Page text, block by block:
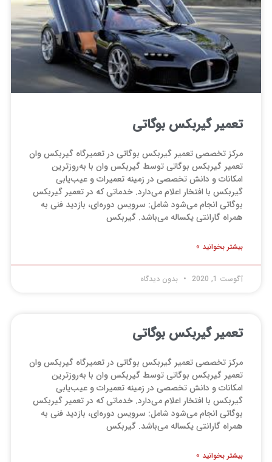
تعمیر گیربکس بوگاتی
مرکز تخصصی تعمیر گیربکس بوگاتی در تعمیرگاه گیربکس وان
تعمیر گیربکس بوگاتی توسط گیربکس وان با به‌روزترین
امکانات و دانش تخصصی در زمینه تعمیرات و عیب‌یابی
گیربکس با افتخار اعلام می‌دارد. خدماتی که در تعمیر گیربکس
بوگاتی انجام می‌شود شامل: سرویس دوره‌ای، بازدید فنی به
همراه گارانتی یکساله می‌باشد. گیربکس
بیشتر بخوانید »
آگوست 1, 2020 بدون دیدگاه
تعمیر گیربکس بوگاتی
مرکز تخصصی تعمیر گیربکس بوگاتی در تعمیرگاه گیربکس وان
تعمیر گیربکس بوگاتی توسط گیربکس وان با به‌روزترین
امکانات و دانش تخصصی در زمینه تعمیرات و عیب‌یابی
گیربکس با افتخار اعلام می‌دارد. خدماتی که در تعمیر گیربکس
بوگاتی انجام می‌شود شامل: سرویس دوره‌ای، بازدید فنی به
همراه گارانتی یکساله می‌باشد. گیربکس
بیشتر بخوانید »